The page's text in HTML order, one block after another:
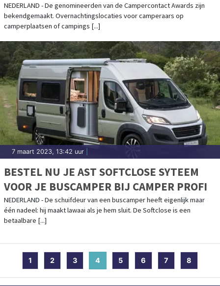
NEDERLAND - De genomineerden van de Campercontact Awards zijn
bekendgemaakt. Overnachtingslocaties voor camperaars op
camperplaatsen of campings [...]
7 maart 2023, 13:42 uur
BESTEL NU JE AST SOFTCLOSE SYTEEM
VOOR JE BUSCAMPER BIJ CAMPER PROFI
NEDERLAND - De schuifdeur van een buscamper heeft eigenlijk maar
één nadeel: hij maakt lawaai als je hem sluit. De Softclose is een
betaalbare [...]
1 2 3 4 (current)
5 6 7 8